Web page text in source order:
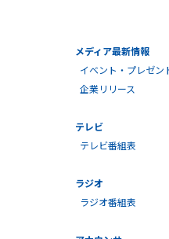
メディア最新情報
イベント・プレゼント
企業リリース
テレビ
テレビ番組表
ラジオ
ラジオ番組表
アナウンサー